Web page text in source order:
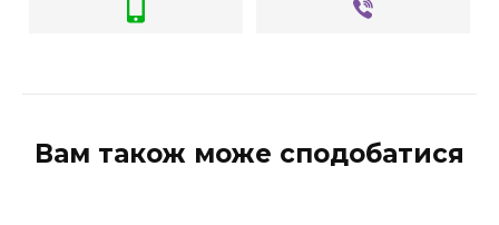
Вам також може сподобатися